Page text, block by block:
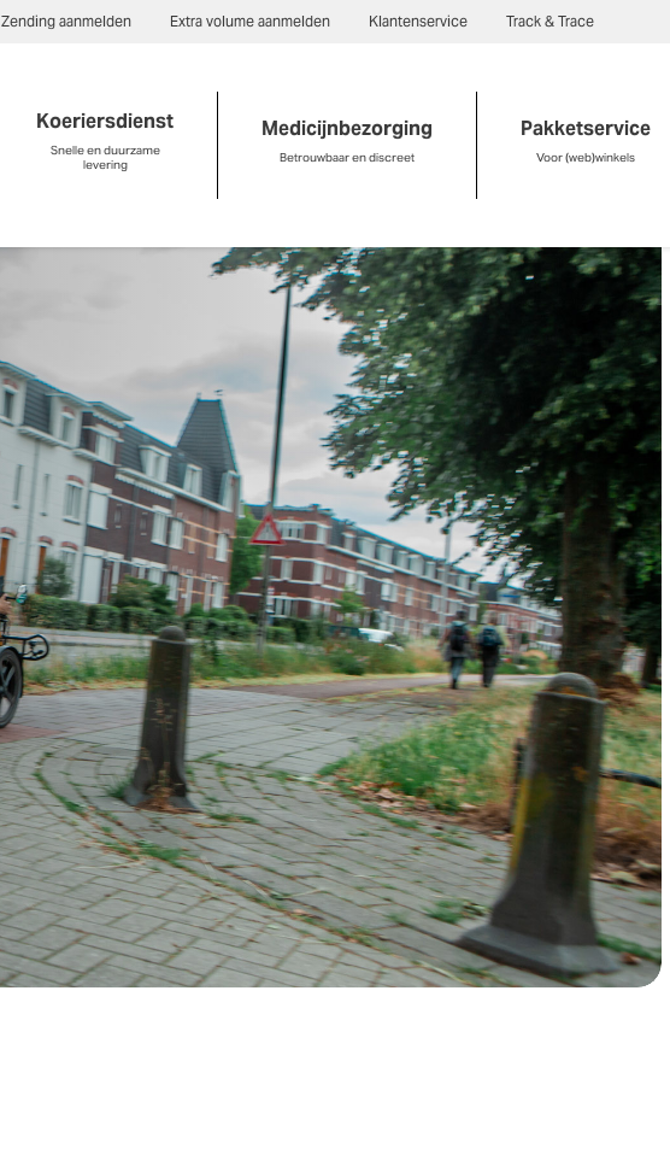
Zending aanmelden Extra volume aanmelden Klantenservice Track & Trace
Koeriersdienst
Snelle en duurzame
levering
Medicijnbezorging
Betrouwbaar en discreet
Pakketservice
Voor (web)winkels